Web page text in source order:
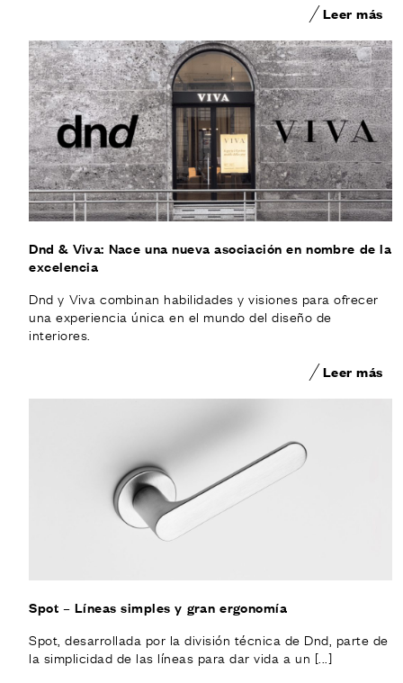
Leer más
Dnd & Viva: Nace una nueva asociación en nombre de la
excelencia
Dnd y Viva combinan habilidades y visiones para ofrecer
una experiencia única en el mundo del diseño de
interiores.
Leer más
Spot – Líneas simples y gran ergonomía
Spot, desarrollada por la división técnica de Dnd, parte de
la simplicidad de las líneas para dar vida a un [...]